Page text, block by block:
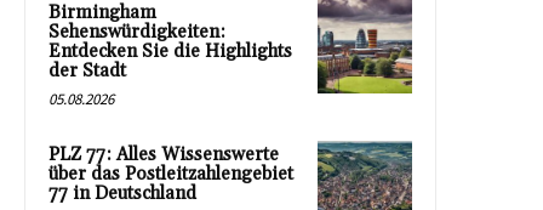
Birmingham
Sehenswürdigkeiten:
Entdecken Sie die Highlights
der Stadt
05.08.2026
PLZ 77: Alles Wissenswerte
über das Postleitzahlengebiet
77 in Deutschland